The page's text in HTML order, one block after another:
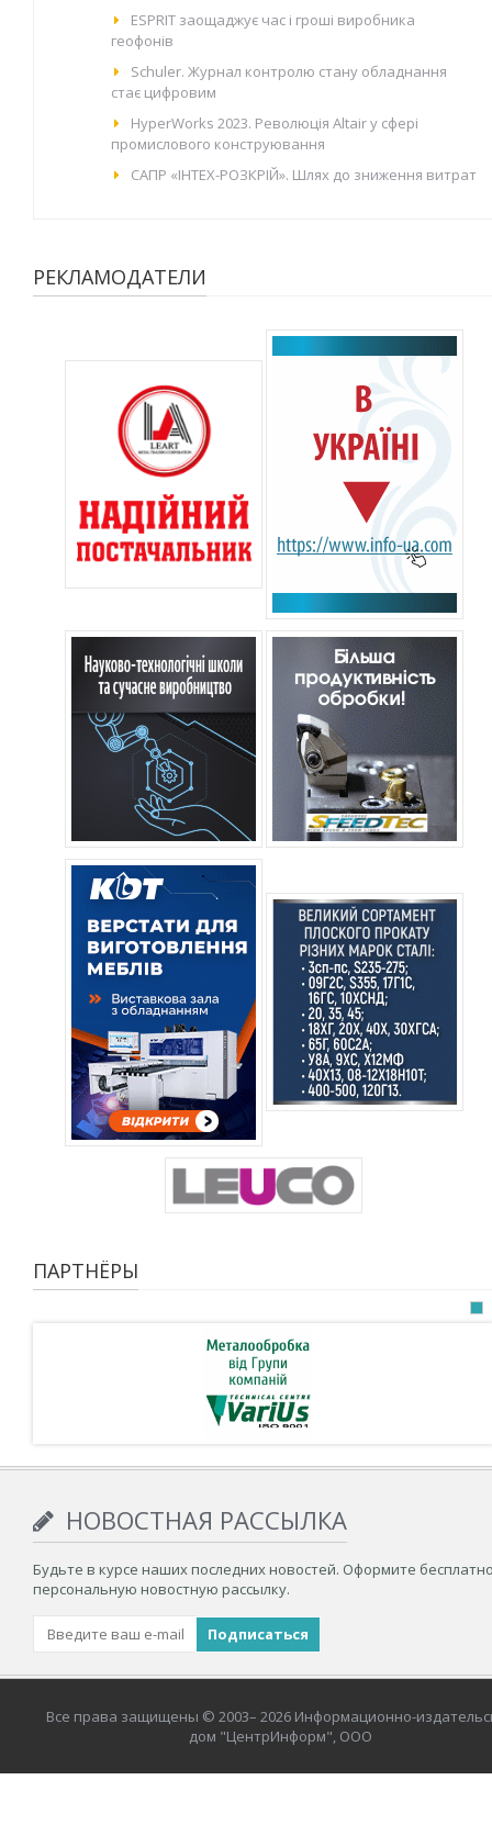
ESPRIT заощаджує час і гроші виробника
геофонів
Schuler. Журнал контролю стану обладнання
стає цифровим
HyperWorks 2023. Революція Altair у сфері
промислового конструювання
САПР «ІНТЕХ-РОЗКРІЙ». Шлях до зниження витрат
РЕКЛАМОДАТЕЛИ
ПАРТНЁРЫ
НОВОСТНАЯ РАССЫЛКА
Будьте в курсе наших последних новостей. Оформите
персональную новостную рассылку.
Все права защищены © 2003– 2026 Информационно-
дом "ЦентрИнформ", ООО